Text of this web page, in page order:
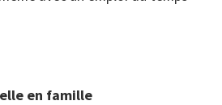
en famille